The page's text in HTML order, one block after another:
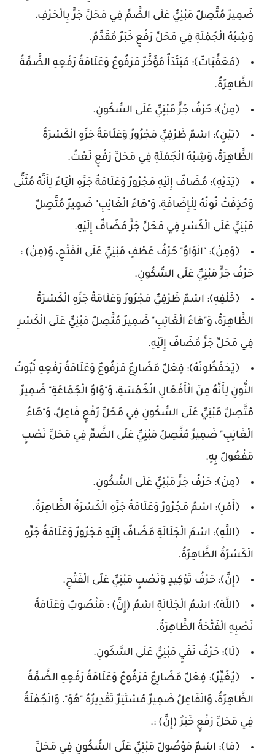
ضَمِيرٌ مُتَّصِلٌ مَبْنِيٌّ عَلَى الضَّمِّ فِي مَحَلِّ جَرٍّ بِالْحَرْفِ،
وَشِبْهُ الْجُمْلَةِ فِي مَحَلِّ رَفْعٍ خَبَرٌ مُقَدَّمٌ.
﴿مُعَقِّبَاتٌ﴾: مُبْتَدَأٌ مُؤَخَّرٌ مَرْفُوعٌ وَعَلَامَةُ رَفْعِهِ الضَّمَّةُ
الظَّاهِرَةُ.
﴿مِنْ﴾: حَرْفُ جَرٍّ مَبْنِيٌّ عَلَى السُّكُونِ.
﴿بَيْنِ﴾: اسْمٌ ظَرْفِيٌّ مَجْرُورٌ وَعَلَامَةُ جَرِّهِ الْكَسْرَةُ
الظَّاهِرَةُ، وَشِبْهُ الْجُمْلَةِ فِي مَحَلِّ رَفْعٍ نَعْتٌ.
﴿يَدَيْهِ﴾: مُضَافٌ إِلَيْهِ مَجْرُورٌ وَعَلَامَةُ جَرِّهِ الْيَاءُ لِأَنَّهُ مُثَنًّى
وَحُذِفَتْ نُونُهُ لِلْإِضَافَةِ، وَ"هَاءُ الْغَائِبِ" ضَمِيرٌ مُتَّصِلٌ
مَبْنِيٌّ عَلَى الْكَسْرِ فِي مَحَلِّ جَرٍّ مُضَافٌ إِلَيْهِ.
﴿وَمِنْ﴾: "الْوَاوُ" حَرْفُ عَطْفٍ مَبْنِيٌّ عَلَى الْفَتْحِ، وَ(مِنْ) :
حَرْفُ جَرٍّ مَبْنِيٌّ عَلَى السُّكُونِ.
﴿خَلْفِهِ﴾: اسْمٌ ظَرْفِيٌّ مَجْرُورٌ وَعَلَامَةُ جَرِّهِ الْكَسْرَةُ
الظَّاهِرَةُ، وَ"هَاءُ الْغَائِبِ" ضَمِيرٌ مُتَّصِلٌ مَبْنِيٌّ عَلَى الْكَسْرِ
فِي مَحَلِّ جَرٍّ مُضَافٌ إِلَيْهِ.
﴿يَحْفَظُونَهُ﴾: فِعْلٌ مُضَارِعٌ مَرْفُوعٌ وَعَلَامَةُ رَفْعِهِ ثُبُوتُ
النُّونِ لِأَنَّهُ مِنَ الْأَفْعَالِ الْخَمْسَةِ، وَ"وَاوُ الْجَمَاعَةِ" ضَمِيرٌ
مُتَّصِلٌ مَبْنِيٌّ عَلَى السُّكُونِ فِي مَحَلِّ رَفْعٍ فَاعِلٌ، وَ"هَاءُ
الْغَائِبِ" ضَمِيرٌ مُتَّصِلٌ مَبْنِيٌّ عَلَى الضَّمِّ فِي مَحَلِّ نَصْبٍ
مَفْعُولٌ بِهِ.
﴿مِنْ﴾: حَرْفُ جَرٍّ مَبْنِيٌّ عَلَى السُّكُونِ.
﴿أَمْرِ﴾: اسْمٌ مَجْرُورٌ وَعَلَامَةُ جَرِّهِ الْكَسْرَةُ الظَّاهِرَةُ.
﴿اللَّهِ﴾: اسْمُ الْجَلَالَةِ مُضَافٌ إِلَيْهِ مَجْرُورٌ وَعَلَامَةُ جَرِّهِ
الْكَسْرَةُ الظَّاهِرَةُ.
﴿إِنَّ﴾: حَرْفُ تَوْكِيدٍ وَنَصْبٍ مَبْنِيٌّ عَلَى الْفَتْحِ.
﴿اللَّهَ﴾: اسْمُ الْجَلَالَةِ اسْمُ (إِنَّ) : مَنْصُوبٌ وَعَلَامَةُ
نَصْبِهِ الْفَتْحَةُ الظَّاهِرَةُ.
﴿لَا﴾: حَرْفُ نَفْيٍ مَبْنِيٌّ عَلَى السُّكُونِ.
﴿يُغَيِّرُ﴾: فِعْلٌ مُضَارِعٌ مَرْفُوعٌ وَعَلَامَةُ رَفْعِهِ الضَّمَّةُ
الظَّاهِرَةُ، وَالْفَاعِلُ ضَمِيرٌ مُسْتَتِرٌ تَقْدِيرُهُ "هُوَ"، وَالْجُمْلَةُ
فِي مَحَلِّ رَفْعٍ خَبَرُ (إِنَّ) :.
﴿مَا﴾: اسْمٌ مَوْصُولٌ مَبْنِيٌّ عَلَى السُّكُونِ فِي مَحَلِّ